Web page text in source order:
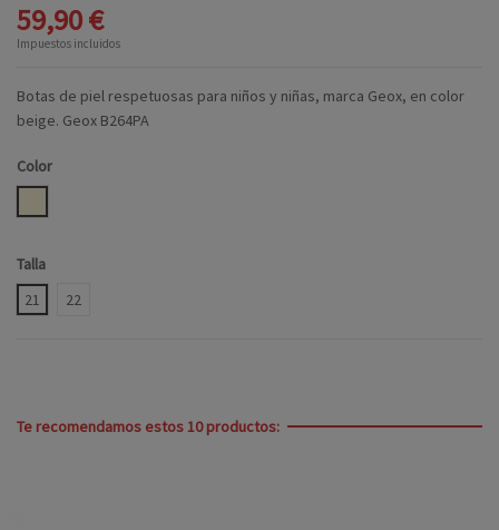
59,90 €
Impuestos incluidos
Botas de piel respetuosas para niños y niñas, marca Geox, en color
beige. Geox B264PA
Color
Talla
21
22
Te recomendamos estos 10 productos: